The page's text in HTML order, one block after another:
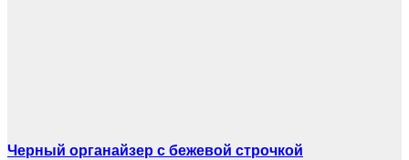
Черный органайзер с бежевой строчкой